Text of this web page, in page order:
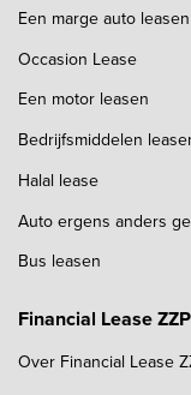
Een marge auto leasen
Occasion Lease
Een motor leasen
Bedrijfsmiddelen
Halal lease
Auto ergens anders
Bus leasen
Financial Lease ZZP
Over Financial Lease